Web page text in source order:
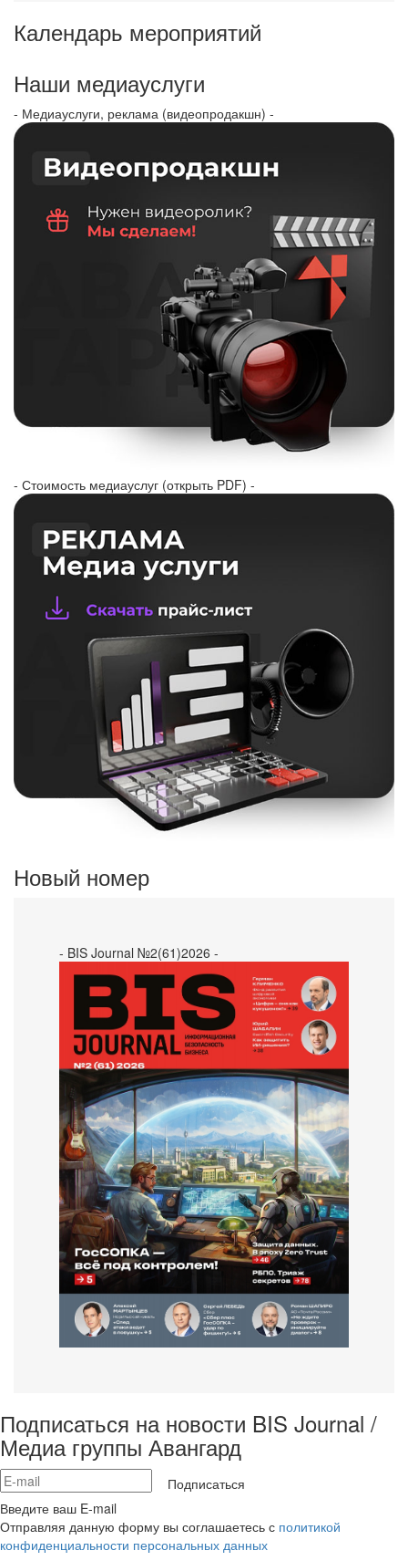
Календарь мероприятий
Наши медиауслуги
- Медиауслуги, реклама (видеопродакшн) -
- Стоимость медиауслуг (открыть PDF) -
Новый номер
- BIS Journal №2(61)2026 -
Подписаться на новости BIS Journal /
Медиа группы Авангард
Подписаться
Введите ваш E-mail
Отправляя данную форму вы соглашаетесь с политикой
конфиденциальности персональных данных